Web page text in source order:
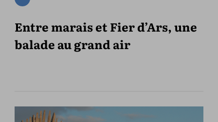
Entre marais et Fier d’Ars, une
balade au grand air